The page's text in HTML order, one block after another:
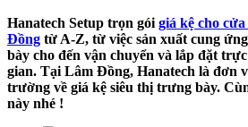
Hanatech Setup trọn gói giá kệ cho
Đồng từ A-Z, từ việc sản xuất cung
bày cho đến vận chuyển và lắp đặt
gian. Tại Lâm Đồng, Hanatech là đơn
trường về giá kệ siêu thị trưng bày.
này nhé !